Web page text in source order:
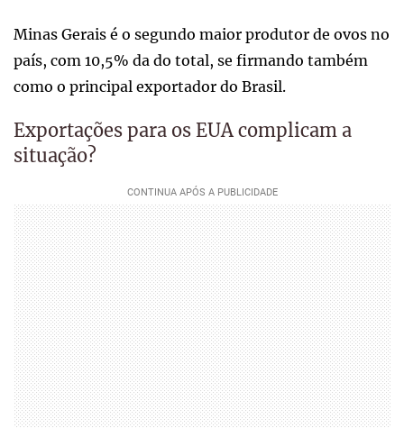
Minas Gerais é o segundo maior produtor de ovos no
país, com 10,5% da do total, se firmando também
como o principal exportador do Brasil.
Exportações para os EUA complicam a
situação?